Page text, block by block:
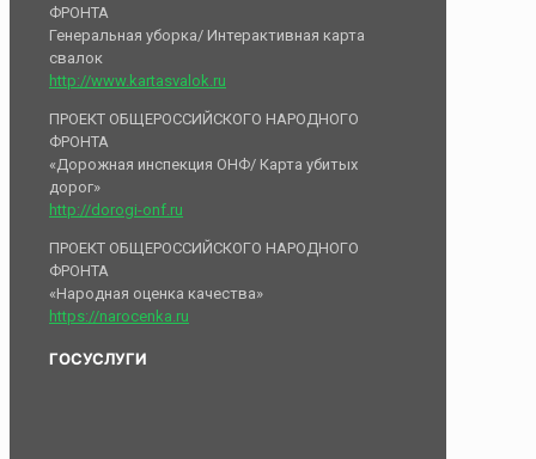
ФРОНТА
Генеральная уборка/ Интерактивная карта
свалок
http://www.kartasvalok.ru
ПРОЕКТ ОБЩЕРОССИЙСКОГО НАРОДНОГО
ФРОНТА
«Дорожная инспекция ОНФ/ Карта убитых
дорог»
http://dorogi-onf.ru
ПРОЕКТ ОБЩЕРОССИЙСКОГО НАРОДНОГО
ФРОНТА
«Народная оценка качества»
https://narocenka.ru
ГОСУСЛУГИ